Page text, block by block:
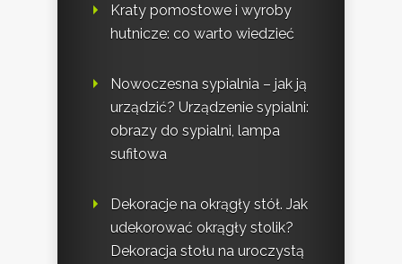
Kraty pomostowe i wyroby
hutnicze: co warto wiedzieć
Nowoczesna sypialnia – jak ją
urządzić? Urządzenie sypialni:
obrazy do sypialni, lampa
sufitowa
Dekoracje na okrągły stół. Jak
udekorować okrągły stolik?
Dekoracja stołu na uroczystą